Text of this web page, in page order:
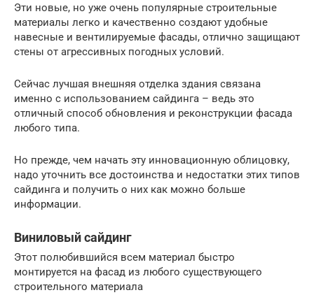
Эти новые, но уже очень популярные строительные
материалы легко и качественно создают удобные
навесные и вентилируемые фасады, отлично защищают
стены от агрессивных погодных условий.
Сейчас лучшая внешняя отделка здания связана
именно с использованием сайдинга – ведь это
отличный способ обновления и реконструкции фасада
любого типа.
Но прежде, чем начать эту инновационную облицовку,
надо уточнить все достоинства и недостатки этих типов
сайдинга и получить о них как можно больше
информации.
Виниловый сайдинг
Этот полюбившийся всем материал быстро
монтируется на фасад из любого существующего
строительного материала